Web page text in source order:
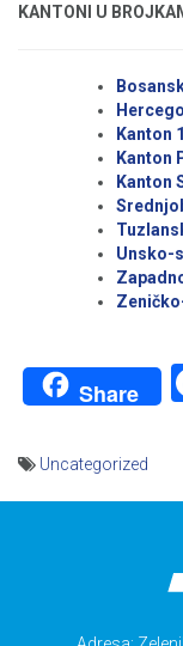
KANTONI U
Kanton
Kanton
Kanton
Unsko-
Share
Uncategorized